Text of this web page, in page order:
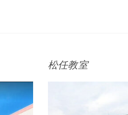
松任教室